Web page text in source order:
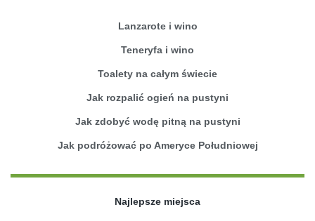
Lanzarote i wino
Teneryfa i wino
Toalety na całym świecie
Jak rozpalić ogień na pustyni
Jak zdobyć wodę pitną na pustyni
Jak podróżować po Ameryce Południowej
Najlepsze miejsca